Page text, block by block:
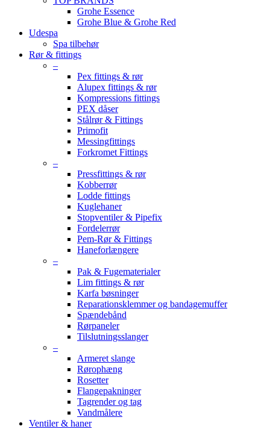
Grohe Essence
Grohe Blue & Grohe Red
Udespa
Spa tilbehør
Rør & fittings
–
Pex fittings & rør
Alupex fittings & rør
Kompressions fittings
PEX dåser
Stålrør & Fittings
Primofit
Messingfittings
Forkromet Fittings
–
Pressfittings & rør
Kobberrør
Lodde fittings
Kuglehaner
Stopventiler & Pipefix
Fordelerrør
Pem-Rør & Fittings
Haneforlængere
–
Pak & Fugematerialer
Lim fittings & rør
Karfa bøsninger
Reparationsklemmer og bandagemuffer
Spændebånd
Rørpaneler
Tilslutningsslanger
–
Armeret slange
Rørophæng
Rosetter
Flangepakninger
Tagrender og tag
Vandmålere
Ventiler & haner